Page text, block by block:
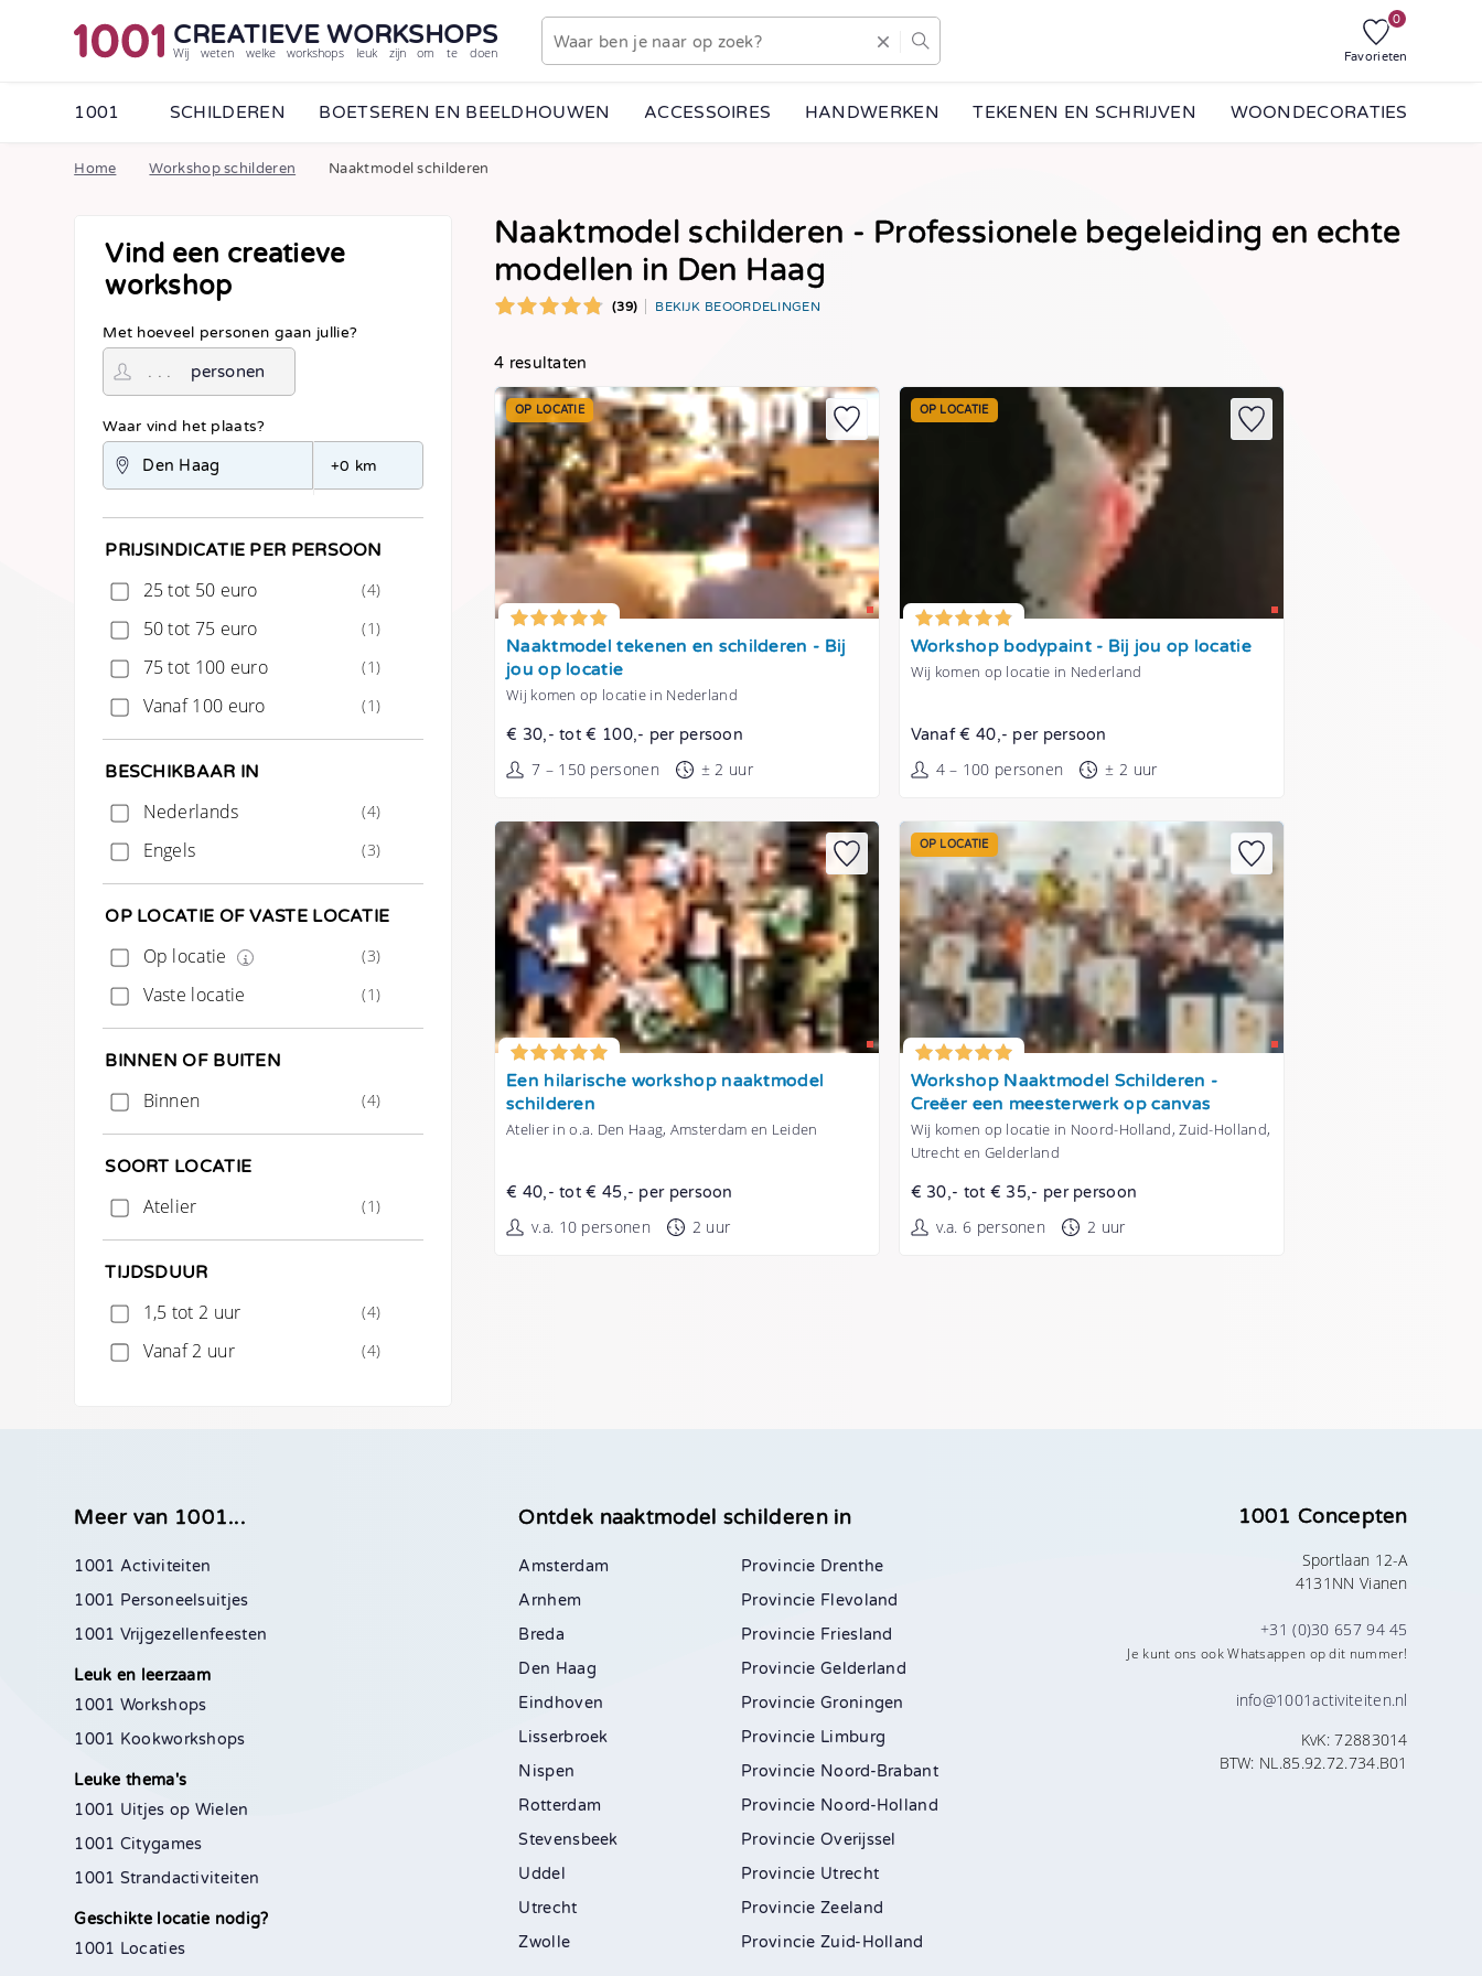
CREATIEVE WORKSHOPS
Wij weten welke workshops leuk zijn om te doen
0
Favorieten
1001 SCHILDEREN BOETSEREN EN BEELDHOUWEN ACCESSOIRES HANDWERKEN TEKENEN EN SCHRIJVEN WOONDECORATIES
Home Workshop schilderen Naaktmodel schilderen
Vind een creatieve
workshop
Met hoeveel personen gaan jullie?
personen
Waar vind het plaats?
PRIJSINDICATIE PER PERSOON
25 tot 50 euro (4)
50 tot 75 euro (1)
75 tot 100 euro (1)
Vanaf 100 euro (1)
BESCHIKBAAR IN
Nederlands (4)
Engels (3)
OP LOCATIE OF VASTE LOCATIE
Op locatie (3)
Vaste locatie (1)
BINNEN OF BUITEN
Binnen (4)
SOORT LOCATIE
Atelier (1)
TIJDSDUUR
1,5 tot 2 uur (4)
Vanaf 2 uur (4)
Naaktmodel schilderen - Professionele begeleiding en echte
modellen in Den Haag
(39) BEKIJK BEOORDELINGEN
4 resultaten
Tonen
OP LOCATIE
Naaktmodel tekenen en schilderen - Bij
jou op locatie
Wij komen op locatie in Nederland
€ 30,- tot € 100,- per persoon
7 – 150 personen ± 2 uur
Tonen
OP LOCATIE
Workshop bodypaint - Bij jou op locatie
Wij komen op locatie in Nederland
Vanaf € 40,- per persoon
4 – 100 personen ± 2 uur
Tonen
Een hilarische workshop naaktmodel
schilderen
Atelier in o.a. Den Haag, Amsterdam en Leiden
€ 40,- tot € 45,- per persoon
v.a. 10 personen 2 uur
Tonen
OP LOCATIE
Workshop Naaktmodel Schilderen -
Creëer een meesterwerk op canvas
Wij komen op locatie in Noord-Holland, Zuid-Holland,
Utrecht en Gelderland
€ 30,- tot € 35,- per persoon
v.a. 6 personen 2 uur
Meer van 1001...
1001 Activiteiten
1001 Personeelsuitjes
1001 Vrijgezellenfeesten
Leuk en leerzaam
1001 Workshops
1001 Kookworkshops
Leuke thema's
1001 Uitjes op Wielen
1001 Citygames
1001 Strandactiviteiten
Geschikte locatie nodig?
1001 Locaties
Ontdek naaktmodel schilderen in
Amsterdam
Arnhem
Breda
Den Haag
Eindhoven
Lisserbroek
Nispen
Rotterdam
Stevensbeek
Uddel
Utrecht
Zwolle
Drenthe
Flevoland
Friesland
Gelderland
Groningen
Limburg
Noord-Brabant
Noord-Holland
Overijssel
Utrecht
Zeeland
Zuid-Holland
1001 Concepten
Sportlaan 12-A
4131NN Vianen
+31 (0)30 657 94 45
Je kunt ons ook Whatsappen op dit nummer!
info@1001activiteiten.nl
KvK: 72883014
BTW: NL.85.92.72.734.B01